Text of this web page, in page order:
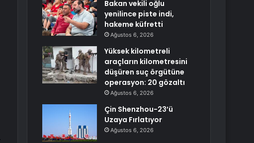
Bakan vekili oğlu
yenilince piste indi,
hakeme küfretti
Ağustos 6, 2026
Yüksek kilometreli
araçların kilometresini
düşüren suç örgütüne
operasyon: 20 gözaltı
Ağustos 6, 2026
Çin Shenzhou-23’ü
Uzaya Fırlatıyor
Ağustos 6, 2026